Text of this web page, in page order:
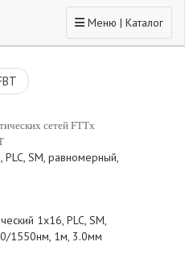
Toggle navigation
Меню | Каталог
сетей FTTx
PLC, SM, равномерный,